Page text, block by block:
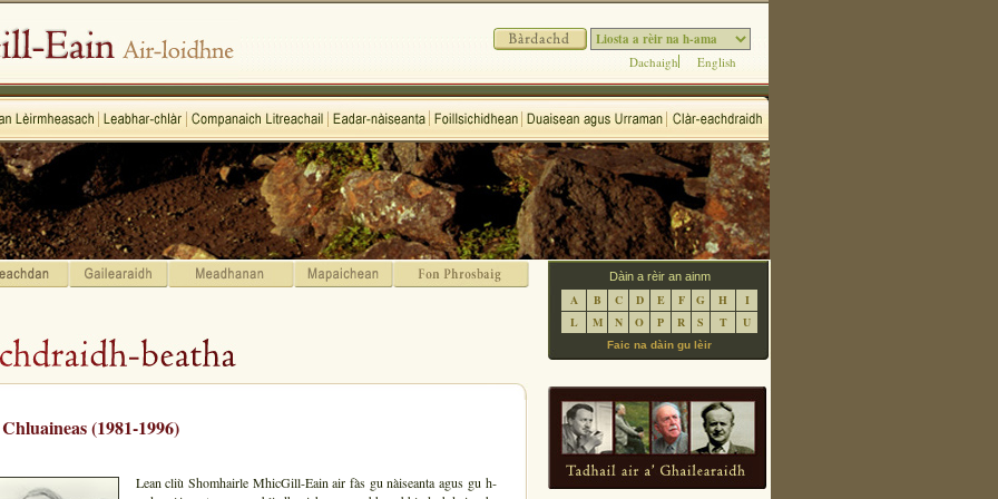
Dachaigh English
(1981-1996)
Lean cliù Shomhairle MhicGill-Eain air fàs gu nàiseanta agus gu h-
Dàin a rèir an ainm
A B C D E F G H
I
L
M N O P R S T U
Faic na dàin gu lèir